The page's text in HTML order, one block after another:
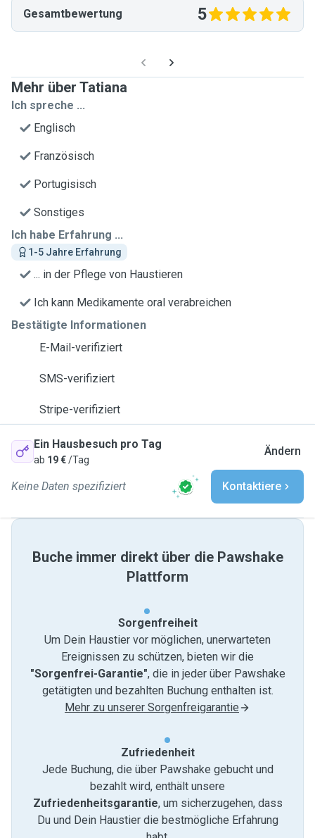
Gesamtbewertung 5
Mehr über Tatiana
Ich spreche ...
Englisch
Französisch
Portugisisch
Sonstiges
Ich habe Erfahrung ...
1-5 Jahre Erfahrung
... in der Pflege von Haustieren
Ich kann Medikamente oral verabreichen
Bestätigte Informationen
E-Mail-verifiziert
SMS-verifiziert
Stripe-verifiziert
Ein Hausbesuch pro Tag
ab 19 €/Tag
Ändern
Keine Daten spezifiziert Kontaktiere
Buche immer direkt über die Pawshake
Plattform
Sorgenfreiheit
Um Dein Haustier vor möglichen, unerwarteten
Ereignissen zu schützen, bieten wir die
"Sorgenfrei-Garantie", die in jeder über Pawshake
getätigten und bezahlten Buchung enthalten ist.
Mehr zu unserer Sorgenfreigarantie
Zufriedenheit
Jede Buchung, die über Pawshake gebucht und
bezahlt wird, enthält unsere
Zufriedenheitsgarantie, um sicherzugehen, dass
Du und Dein Haustier die bestmögliche Erfahrung